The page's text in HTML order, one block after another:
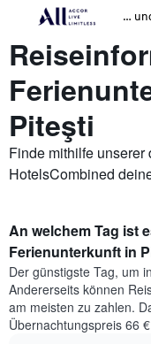
…
Piteşti
Finde mithilfe
HotelsCombined
An welchem Tag ist
Ferienunterkunft in
Der günstigste Tag, um
Andererseits können
am meisten zu zahlen.
Übernachtungspreis 66